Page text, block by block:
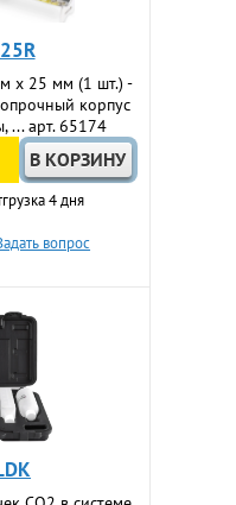
х 25 мм (1 шт.) -
корпус
... арт. 65174
4 дня
вопрос